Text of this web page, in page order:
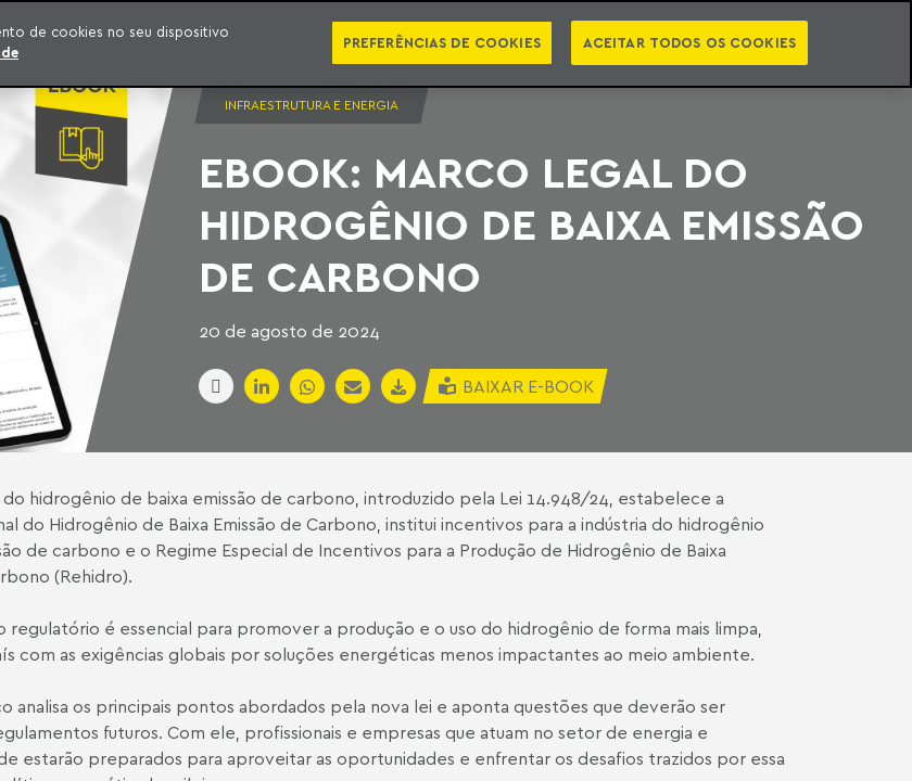
SÉRIES PUBLICAÇÕES EBOOKS PODCASTS NEWSLETTER VIDEOCASTS PT EN CATEGORIAS
INFRAESTRUTURA E ENERGIA
EBOOK: MARCO LEGAL DO
HIDROGÊNIO DE BAIXA EMISSÃO
DE CARBONO
20 de agosto de 2024
BAIXAR E-BOOK
hidrogênio de baixa emissão de carbono, introduzido pela Lei 14.948/24, estabelece a
do Hidrogênio de Baixa Emissão de Carbono, institui incentivos para a indústria do hidrogênio
de carbono e o Regime Especial de Incentivos para a Produção de Hidrogênio de Baixa
(Rehidro).
regulatório é essencial para promover a produção e o uso do hidrogênio de forma mais limpa,
com as exigências globais por soluções energéticas menos impactantes ao meio ambiente.
analisa os principais pontos abordados pela nova lei e aponta questões que deverão ser
futuros. Com ele, profissionais e empresas que atuam no setor de energia e
estarão preparados para aproveitar as oportunidades e enfrentar os desafios trazidos por essa
de cookies no seu dispositivo
PREFERÊNCIAS DE COOKIES ACEITAR TODOS OS COOKIES